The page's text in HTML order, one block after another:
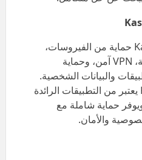
: يوفر Kaspersky حماية من الفيروسات،
حماية ضد البرمجيات الخبيثة، VPN آمن، وحماية
والبيانات الشخصية.
: Kaspersky يعتبر من التطبيقات الرائدة
حماية شاملة مع
والأمان.